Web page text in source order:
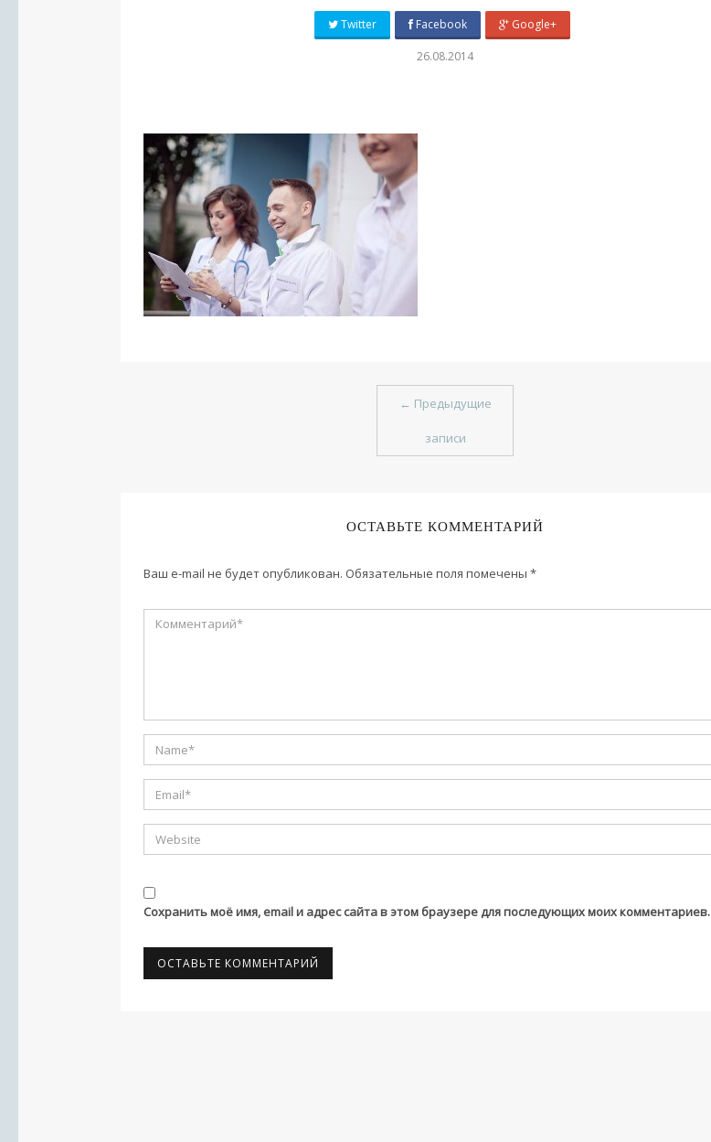
Twitter Facebook Google+
26.08.2014
← Предыдущие
записи
ОСТАВЬТЕ КОММЕНТАРИЙ
Ваш e-mail не будет опубликован. Обязательные поля помечены *
Сохранить моё имя, email и адрес сайта в этом браузере для последующих моих комментариев.